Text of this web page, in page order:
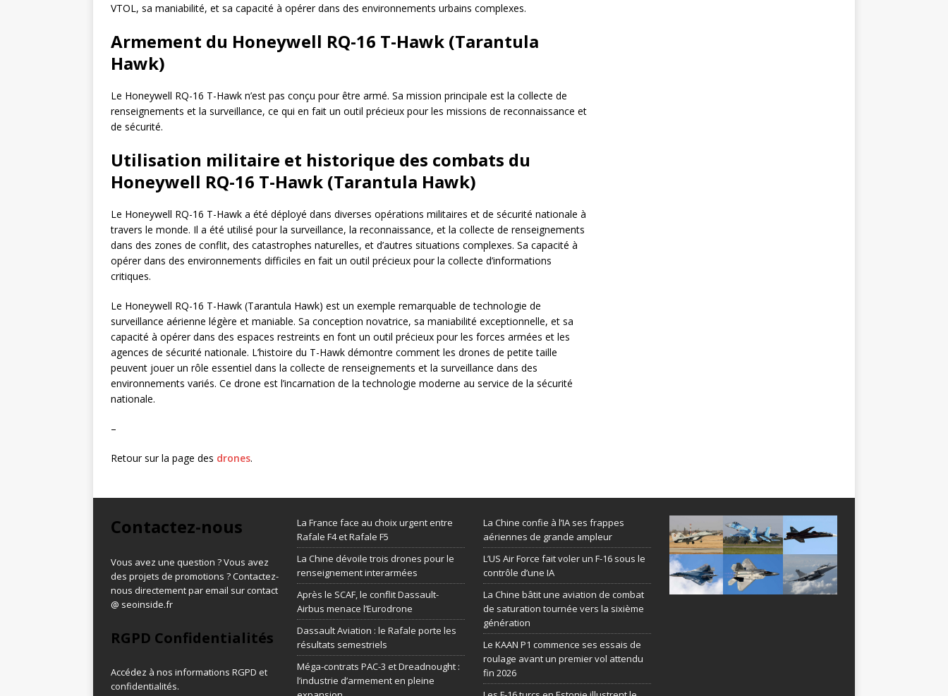
VTOL, sa maniabilité, et sa capacité à opérer dans des environnements urbains complexes.
Armement du Honeywell RQ-16 T-Hawk (Tarantula
Hawk)
Le Honeywell RQ-16 T-Hawk n’est pas conçu pour être armé. Sa mission principale est la collecte de
renseignements et la surveillance, ce qui en fait un outil précieux pour les missions de reconnaissance et
de sécurité.
Utilisation militaire et historique des combats du
Honeywell RQ-16 T-Hawk (Tarantula Hawk)
Le Honeywell RQ-16 T-Hawk a été déployé dans diverses opérations militaires et de sécurité nationale à
travers le monde. Il a été utilisé pour la surveillance, la reconnaissance, et la collecte de renseignements
dans des zones de conflit, des catastrophes naturelles, et d’autres situations complexes. Sa capacité à
opérer dans des environnements difficiles en fait un outil précieux pour la collecte d’informations
critiques.
Le Honeywell RQ-16 T-Hawk (Tarantula Hawk) est un exemple remarquable de technologie de
surveillance aérienne légère et maniable. Sa conception novatrice, sa maniabilité exceptionnelle, et sa
capacité à opérer dans des espaces restreints en font un outil précieux pour les forces armées et les
agences de sécurité nationale. L’histoire du T-Hawk démontre comment les drones de petite taille
peuvent jouer un rôle essentiel dans la collecte de renseignements et la surveillance dans des
environnements variés. Ce drone est l’incarnation de la technologie moderne au service de la sécurité
nationale.
–
Retour sur la page des drones.
Contactez-nous
Vous avez une question ? Vous avez
des projets de promotions ? Contactez-
nous directement par email sur contact
@ seoinside.fr
RGPD Confidentialités
Accédez à nos informations RGPD et
confidentialités.
La France face au choix urgent entre
Rafale F4 et Rafale F5
La Chine dévoile trois drones pour le
renseignement interarmées
Après le SCAF, le conflit Dassault-
Airbus menace l’Eurodrone
Dassault Aviation : le Rafale porte les
résultats semestriels
Méga-contrats PAC-3 et Dreadnought :
l’industrie d’armement en pleine
La Chine confie à l’IA ses frappes
aériennes de grande ampleur
L’US Air Force fait voler un F-16 sous le
contrôle d’une IA
La Chine bâtit une aviation de combat
de saturation tournée vers la sixième
génération
Le KAAN P1 commence ses essais de
roulage avant un premier vol attendu
fin 2026